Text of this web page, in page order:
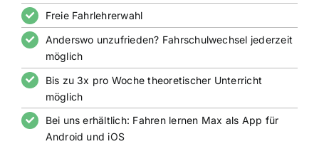
Freie Fahrlehrerwahl
Anderswo unzufrieden? Fahrschulwechsel jederzeit
möglich
Bis zu 3x pro Woche theoretischer Unterricht
möglich
Bei uns erhältlich: Fahren lernen Max als App für
Android und iOS